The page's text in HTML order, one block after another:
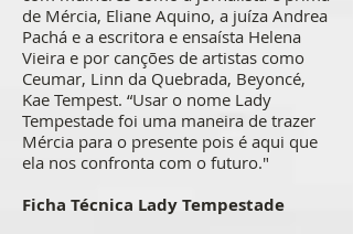
de Mércia, Eliane Aquino, a juíza Andrea
Pachá e a escritora e ensaísta Helena
Vieira e por canções de artistas como
Ceumar, Linn da Quebrada, Beyoncé,
Kae Tempest. “Usar o nome Lady
Tempestade foi uma maneira de trazer
Mércia para o presente pois é aqui que
ela nos confronta com o futuro."
Ficha Técnica Lady Tempestade